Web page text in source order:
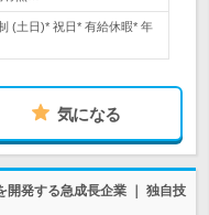
(土日)* 祝日* 有給休暇* 年
気になる
開発する急成長企業 ｜ 独自技